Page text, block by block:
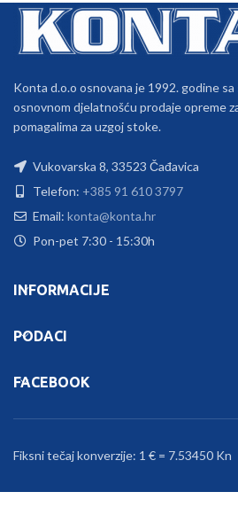
Konta d.o.o osnovana je 1992. godine
osnovnom djelatnošću prodaje opreme
pomagalima za uzgoj stoke.
Vukovarska 8, 33523 Čađavica
Telefon: +385 91 610 3797
Email: konta@konta.hr
Pon-pet 7:30 - 15:30h
INFORMACIJE
PODACI
FACEBOOK
Fiksni tečaj konverzije: 1 € = 7.53450 Kn